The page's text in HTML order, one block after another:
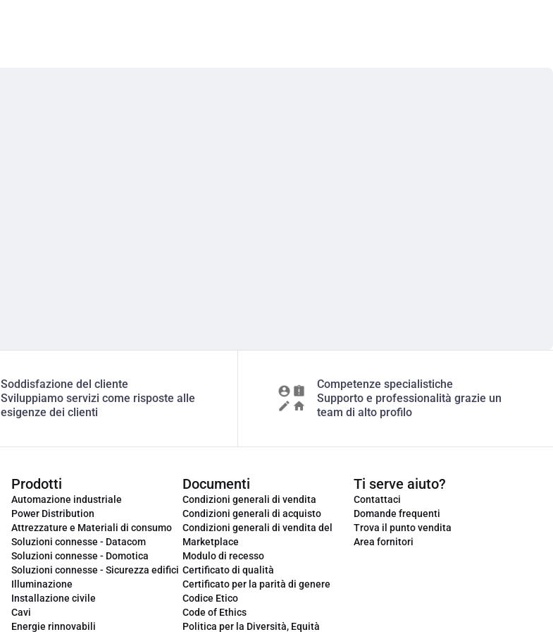
Soddisfazione del cliente
Sviluppiamo servizi come risposte alle
esigenze dei clienti
Competenze specialistiche
Supporto e professionalità grazie un
team di alto profilo
Prodotti
Automazione industriale
Power Distribution
Attrezzature e Materiali di consumo
Soluzioni connesse - Datacom
Soluzioni connesse - Domotica
Soluzioni connesse - Sicurezza edifici
Illuminazione
Installazione civile
Cavi
Energie rinnovabili
Documenti
Condizioni generali di vendita
Condizioni generali di acquisto
Condizioni generali di vendita del
Marketplace
Modulo di recesso
Certificato di qualità
Certificato per la parità di genere
Codice Etico
Code of Ethics
Politica per la Diversità, Equità
Ti serve aiuto?
Contattaci
Domande frequenti
Trova il punto vendita
Area fornitori